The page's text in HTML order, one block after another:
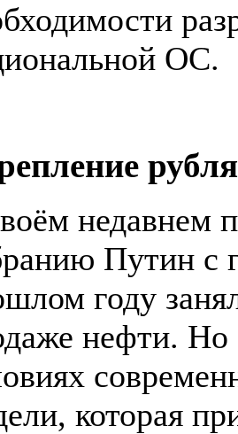
ОС.
недавнем
Путин с
году
нефти. Но
которая